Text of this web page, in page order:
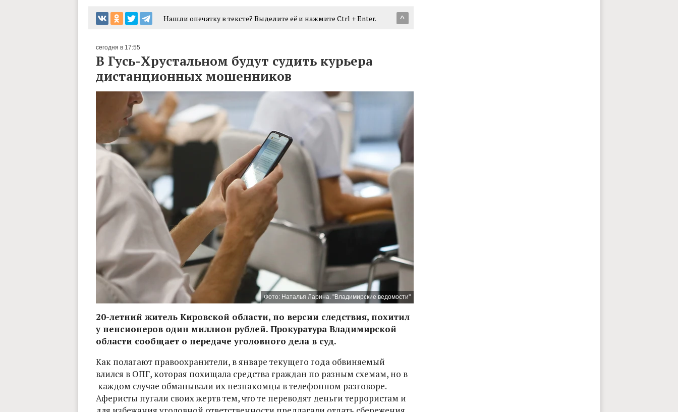
^
Нашли опечатку в тексте? Выделите её и нажмите Ctrl + Enter.
сегодня в 17:55
В Гусь-Хрустальном будут судить курьера
дистанционных мошенников
Фото: Наталья Ларина. "Владимирские ведомости"
20-летний житель Кировской области, по версии следствия, похитил
у пенсионеров один миллион рублей. Прокуратура Владимирской
области сообщает о передаче уголовного дела в суд.
Как полагают правоохранители, в январе текущего года обвиняемый
влился в ОПГ, которая похищала средства граждан по разным схемам, но в
каждом случае обманывали их незнакомцы в телефонном разговоре.
Аферисты пугали своих жертв тем, что те переводят деньги террористам и